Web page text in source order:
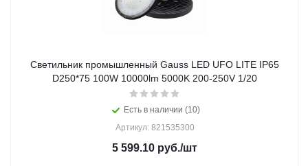
Светильник промышленный Gauss LED UFO LITE IP65
D250*75 100W 10000lm 5000K 200-250V 1/20
Есть в наличии (10)
Артикул: 821535300
5 599.10 руб./шт